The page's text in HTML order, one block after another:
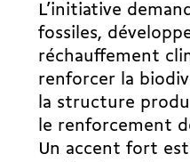
L’initiative
fossiles,
réchauffement
renforcer la
la structure
le renforcement
Un accent fort